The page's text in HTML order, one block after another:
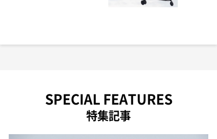
SPECIAL FEATURES
特集記事